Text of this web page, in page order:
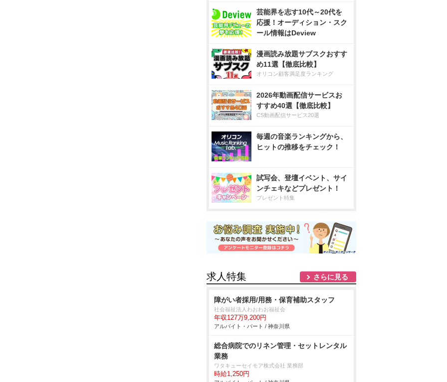
芸能界を志す10代～20代を
応援！オーディション・スク
ール情報はDeview
漫画読み放題サブスクおすす
め11選【徹底比較】
オリコン顧客満足度ランキング
2026年動画配信サービスお
すすめ40選【徹底比較】
CS動画配信サービス20選
毎週の音楽ランキングから、
ヒットの推移をチェック！
試写会、登壇イベント、サイ
ンチェキなどプレゼント！
プレゼント特集
求人特集 さらに見る
障がい者採用/用務・保育補助スタッフ
社会福祉法人わおわお福祉会
年収127万9,200円
アルバイト・パート / 神奈川県
総合病院でのリネン管理・セットレンタル
業務
ワタキューセイモア株式会社 業務部
時給1,250円